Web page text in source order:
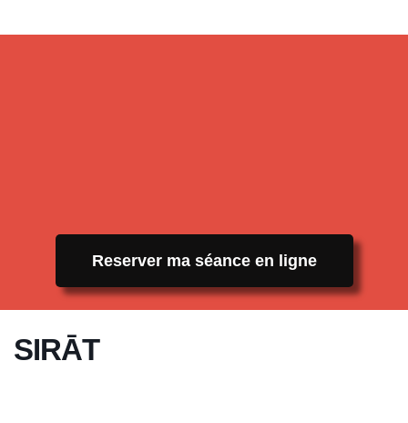
SIRĀT
Reserver ma séance en ligne